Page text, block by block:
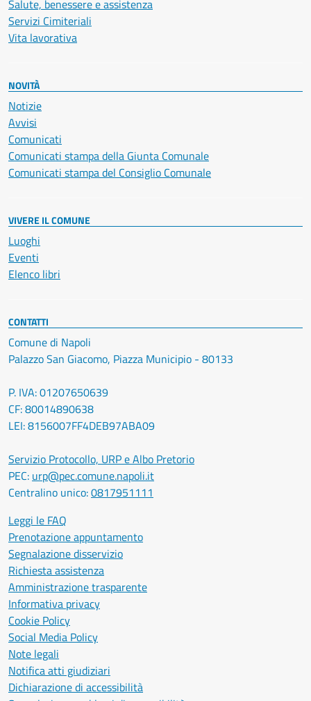
Salute, benessere e assistenza
Servizi Cimiteriali
Vita lavorativa
NOVITÀ
Notizie
Avvisi
Comunicati
Comunicati stampa della Giunta Comunale
Comunicati stampa del Consiglio Comunale
VIVERE IL COMUNE
Luoghi
Eventi
Elenco libri
CONTATTI
Comune di Napoli
Palazzo San Giacomo, Piazza Municipio - 80133
P. IVA: 01207650639
CF: 80014890638
LEI: 8156007FF4DEB97ABA09
Servizio Protocollo, URP e Albo Pretorio
PEC: urp@pec.comune.napoli.it
Centralino unico:0817951111
Leggi le FAQ
Prenotazione appuntamento
Segnalazione disservizio
Richiesta assistenza
Amministrazione trasparente
Informativa privacy
Cookie Policy
Social Media Policy
Note legali
Notifica atti giudiziari
Dichiarazione di accessibilità